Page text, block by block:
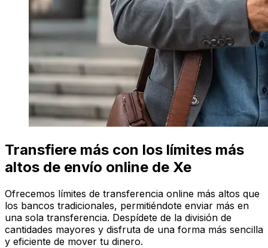
Transfiere más con los límites más
altos de envío online de Xe
Ofrecemos límites de transferencia online más altos que
los bancos tradicionales, permitiéndote enviar más en
una sola transferencia. Despídete de la división de
cantidades mayores y disfruta de una forma más sencilla
y eficiente de mover tu dinero.